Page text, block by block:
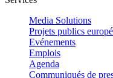
Media Solutions
Projets publics
Evénements
Emplois
Agenda
Communiqués de